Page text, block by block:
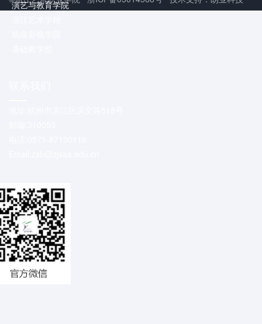
演艺与教育学院